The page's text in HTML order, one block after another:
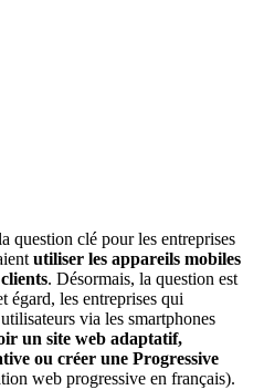
question clé pour les entreprises
utiliser les appareils mobiles
. Désormais, la question est
égard, les entreprises qui
via les smartphones
un site web adaptatif,
ou créer une Progressive
web progressive en français).